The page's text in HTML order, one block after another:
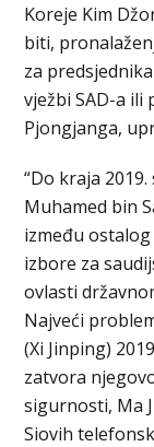
Koreje Kim
biti,
za
vježbi SAD-a ili
Pjongjanga,
“Do kraja
Muhamed bin
između
izbore za
ovlasti
Najveći
(Xi Jinping)
zatvora
sigurnosti, Ma
Siovih